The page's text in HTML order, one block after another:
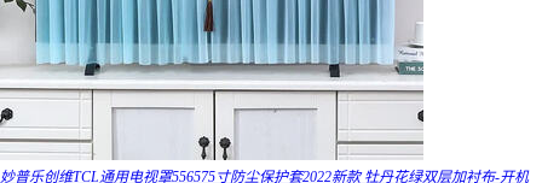
妙普乐创维TCL通用电视罩556575寸防尘保护套2022新款 牡丹花绿双层加衬布-开机